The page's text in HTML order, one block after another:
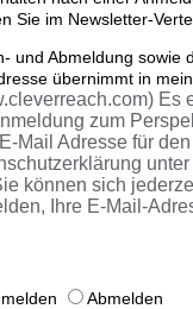
Sie im Newsletter-
und Abmeldung sowie
übernimmt in
Es
zum
E-Mail Adresse für
können sich
Ihre E-Mail-
Abmelden